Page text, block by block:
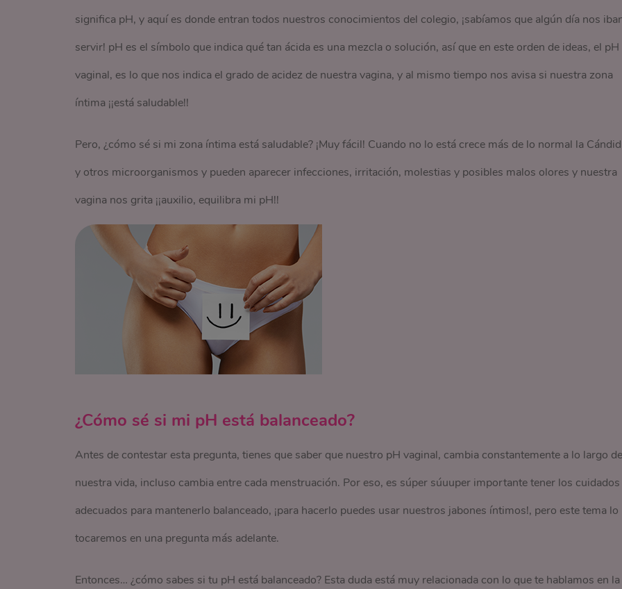
significa pH, y aquí es donde entran todos nuestros conocimientos del colegio, ¡sabíamos que algún día nos
servir! pH es el símbolo que indica qué tan ácida es una mezcla o solución, así que en este orden de ideas, el pH
vaginal, es lo que nos indica el grado de acidez de nuestra vagina, y al mismo tiempo nos avisa si nuestra zona
íntima ¡¡está saludable!!
Pero, ¿cómo sé si mi zona íntima está saludable? ¡Muy fácil! Cuando no lo está crece más de lo normal la
y otros microorganismos y pueden aparecer infecciones, irritación, molestias y posibles malos olores y nuestra
vagina nos grita ¡¡auxilio, equilibra mi pH!!
¿Cómo sé si mi pH está balanceado?
Antes de contestar esta pregunta, tienes que saber que nuestro pH vaginal, cambia constantemente a lo largo de
nuestra vida, incluso cambia entre cada menstruación. Por eso, es súper súuuper importante tener los cuidados
adecuados para mantenerlo balanceado, ¡para hacerlo puedes usar nuestros jabones íntimos!, pero este tema lo
tocaremos en una pregunta más adelante.
Entonces… ¿cómo sabes si tu pH está balanceado? Esta duda está muy relacionada con lo que te hablamos en la